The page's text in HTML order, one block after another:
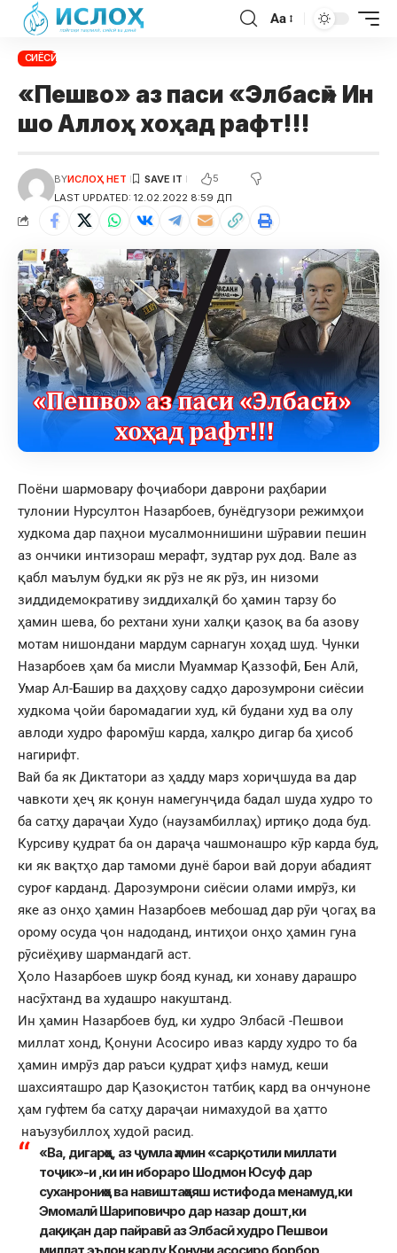
Aa
СИЁСӢ
«Пешво» аз паси «Элбасӣ» Ин
шо Аллоҳ хоҳад рафт!!!
LAST UPDATED: 12.02.2022 8:59 ДП
BYИСЛОҲ НЕТ 5
Поёни шармовару фоҷиабори даврони раҳбарии
тулонии Нурсултон Назарбоев, бунёдгузори режимҳои
худкома дар паҳнои мусалмоннишини шӯравии пешин
аз ончики интизораш мерафт, зудтар рух дод. Вале аз
қабл маълум буд,ки як рӯз не як рӯз, ин низоми
зиддидемокративу зиддихалқӣ бо ҳамин тарзу бо
ҳамин шева, бо рехтани хуни халқи қазоқ ва ба азову
мотам нишондани мардум сарнагун хоҳад шуд. Чунки
Назарбоев ҳам ба мисли Муаммар Қаззофӣ, Бен Алӣ,
Умар Ал-Башир ва даҳҳову садҳо дарозумрони сиёсии
худкома ҷойи баромадагии худ, кӣ будани худ ва олу
авлоди худро фаромӯш карда, халқро дигар ба ҳисоб
нагирифт.
Вай ба як Диктатори аз ҳадду марз хориҷшуда ва дар
чавкоти ҳеҷ як қонун намегунҷида бадал шуда худро то
ба сатҳу дараҷаи Худо (наузамбиллаҳ) иртиқо дода буд.
Курсиву қудрат ба он дараҷа чашмонашро кӯр карда буд,
ки як вақтҳо дар тамоми дунё барои вай доруи абадият
суроғ карданд. Дарозумрони сиёсии олами имрӯз, ки
яке аз онҳо ҳамин Назарбоев мебошад дар рӯи ҷогаҳ ва
орому осуда ҷон надоданд, интиҳои онҳо ҳамин гуна
рӯсиёҳиву шармандагӣ аст.
Ҳоло Назарбоев шукр бояд кунад, ки хонаву дарашро
насӯхтанд ва худашро накуштанд.
Ин ҳамин Назарбоев буд, ки худро Элбасӣ -Пешвои
миллат хонд, Қонуни Асосиро иваз карду худро то ба
ҳамин имрӯз дар раъси қудрат ҳифз намуд, кеши
шахсияташро дар Қазоқистон татбиқ кард ва ончуноне
ҳам гуфтем ба сатҳу дараҷаи нимахудоӣ ва ҳатто
наъузубиллоҳ худоӣ расид.
«Ва, дигарҳо, аз ҷумла ҳамин «сарқотили миллати
тоҷик»-и ,ки ин ибораро Шодмон Юсуф дар
суханрониҳо ва навиштаҳояш истифода менамуд,ки
Эмомалӣ Шариповичро дар назар дошт,ки
дақиқан дар пайравӣ аз Элбасӣ худро Пешвои